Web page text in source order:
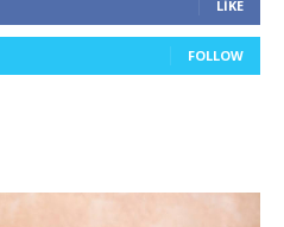
LIKE
FOLLOW